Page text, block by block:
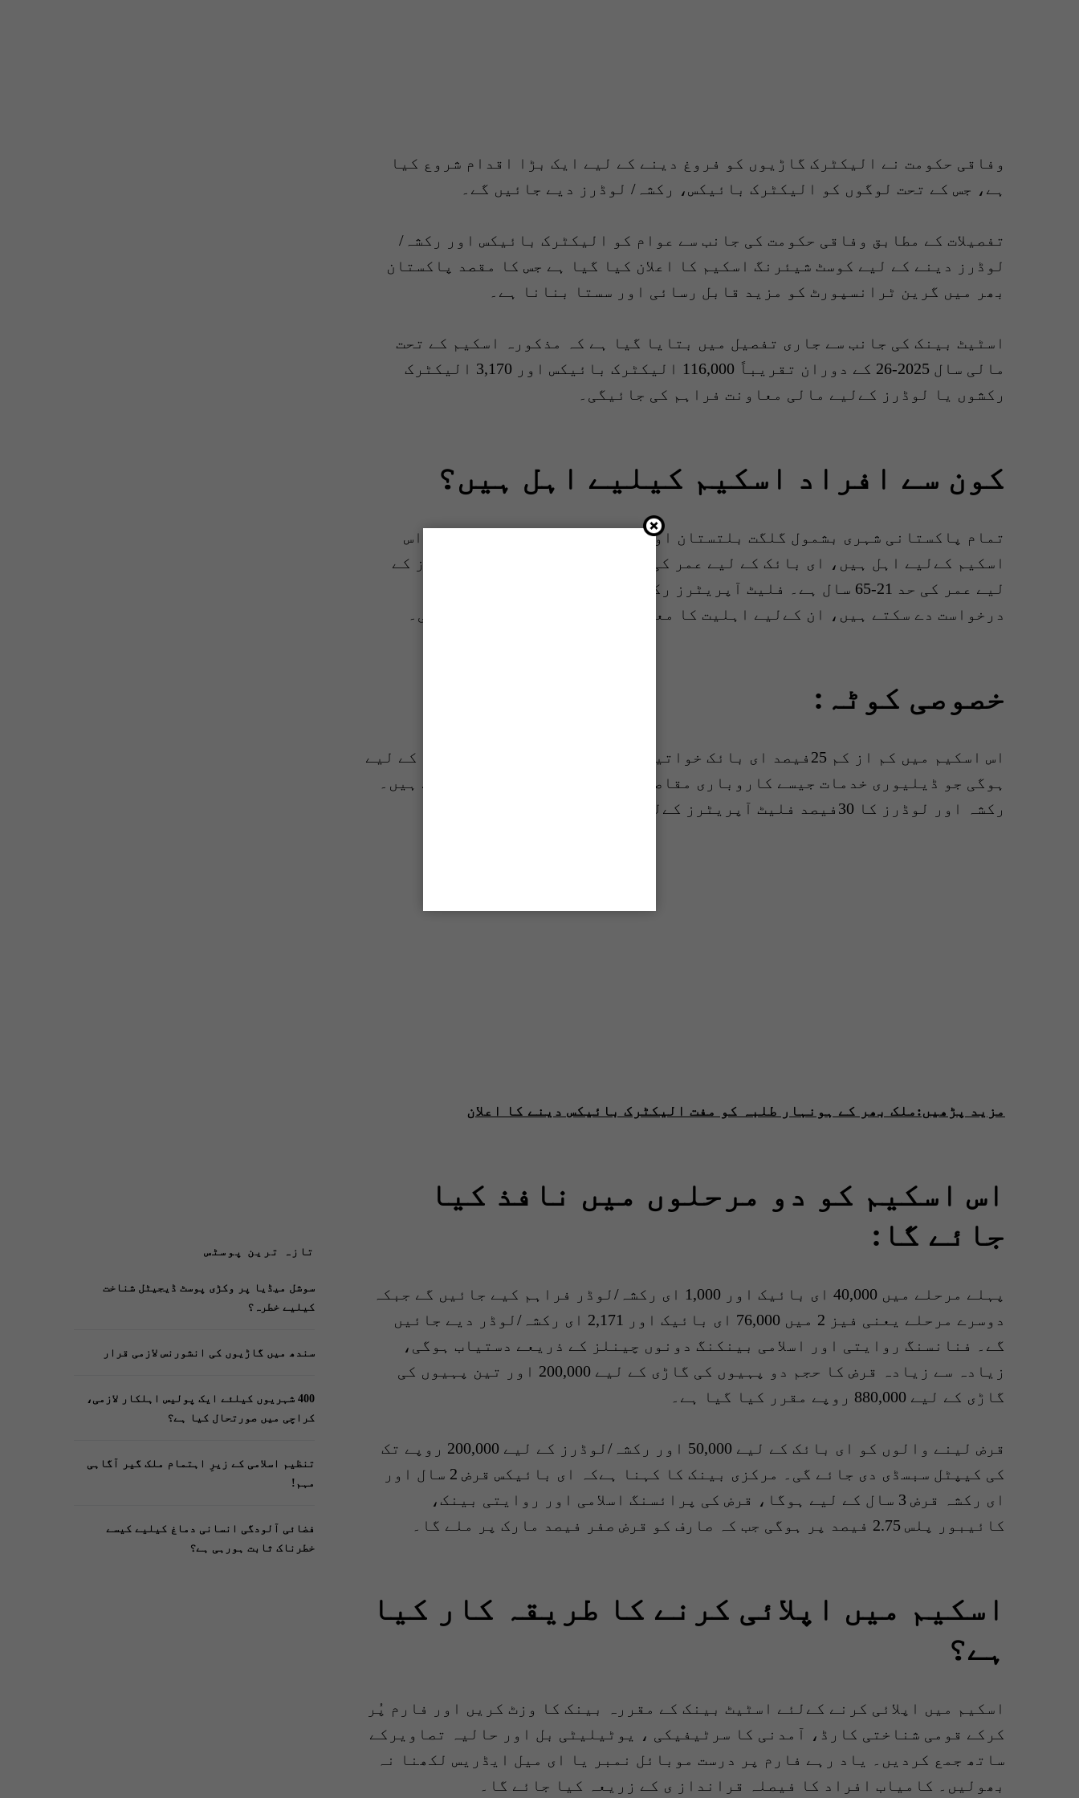
وفاقی حکومت نے الیکٹرک گاڑیوں کو فروغ دینے کے لیے ایک بڑا اقدام شروع کیا
ہے، جس کے تحت لوگوں کو الیکٹرک بائیکس، رکشہ/ لوڈرز دیے جائیں گے۔
تفصیلات کے مطابق وفاقی حکومت کی جانب سے عوام کو الیکٹرک بائیکس اور رکشہ/
لوڈرز دینے کے لیے کوسٹ شیئرنگ اسکیم کا اعلان کیا گیا ہے جس کا مقصد پاکستان
بھر میں گرین ٹرانسپورٹ کو مزید قابل رسائی اور سستا بنانا ہے۔
اسٹیٹ بینک کی جانب سے جاری تفصیل میں بتایا گیا ہے کہ مذکورہ اسکیم کے تحت
مالی سال 2025-26 کے دوران تقریباً 116,000 الیکٹرک بائیکس اور 3,170 الیکٹرک
رکشوں یا لوڈرز کےلیے مالی معاونت فراہم کی جائیگی۔
کون سے افراد اسکیم کیلیے اہل ہیں؟
تمام پاکستانی شہری بشمول گلگت بلتستان اور آزاد جموں و کشمیر کے شہری اس
اسکیم کےلیے اہل ہیں، ای بائک کے لیے عمر کی حد 18-65 سال جبکہ رکشہ/لوڈرز کے
لیے عمر کی حد 21-65 سال ہے۔ فلیٹ آپریٹرز رکشہ/لوڈر فنانسنگ کے لیے بھی
درخواست دے سکتے ہیں، ان کےلیے اہلیت کا معیار اسٹیئرنگ کمیٹی طے کریگی۔
خصوصی کوٹہ:
اس اسکیم میں کم از کم 25فیصد ای بائک خواتین کے لیے اور 10فیصد ان لوگوں کے لیے
ہوگی جو ڈیلیوری خدمات جیسے کاروباری مقاصد کے لیے بائیک استعمال کرتے ہیں۔
رکشہ اور لوڈرز کا 30فیصد فلیٹ آپریٹرز کےلیے مختص کیا جائے گا۔
مزید پڑھیں:ملک بھر کے ہونہار طلبہ کو مفت الیکٹرک بائیکس دینے کا اعلان
اس اسکیم کو دو مرحلوں میں نافذ کیا
جائے گا:
پہلے مرحلے میں 40,000 ای بائیک اور 1,000 ای رکشہ/لوڈر فراہم کیے جائیں گے جبکہ
دوسرے مرحلے یعنی فیز 2 میں 76,000 ای بائیک اور 2,171 ای رکشہ/لوڈر دیے جائیں
گے۔ فنانسنگ روایتی اور اسلامی بینکنگ دونوں چینلز کے ذریعے دستیاب ہوگی،
زیادہ سے زیادہ قرض کا حجم دو پہیوں کی گاڑی کے لیے 200,000 اور تین پہیوں کی
گاڑی کے لیے 880,000 روپے مقرر کیا گیا ہے۔
قرض لینے والوں کو ای بائک کے لیے 50,000 اور رکشہ/لوڈرز کے لیے 200,000 روپے تک
کی کیپٹل سبسڈی دی جائے گی۔ مرکزی بینک کا کہنا ہےکہ ای بائیکس قرض 2 سال اور
ای رکشہ قرض 3 سال کے لیے ہوگا، قرض کی پرائسنگ اسلامی اور روایتی بینک،
کائیبور پلس 2.75 فیصد پر ہوگی جب کہ صارف کو قرض صفر فیصد مارک پر ملے گا۔
اسکیم میں اپلائی کرنے کا طریقہ کار کیا
ہے؟
اسکیم میں اپلائی کرنے کےلئے اسٹیٹ بینک کے مقررہ بینک کا وزٹ کریں اور فارم پُر
کرکے قومی شناختی کارڈ، آمدنی کا سرٹیفیکی ، یوٹیلیٹی بل اور حالیہ تصاویرکے
ساتھ جمع کردیں۔ یاد رہے فارم پر درست موبائل نمبر یا ای میل ایڈریس لکھنا نہ
بھولیں۔ کامیاب افراد کا فیصلہ قرانداز ی کے زریعہ کیا جائے گا۔
تازہ ترین پوسٹس
سوشل میڈیا پر وکڑی پوسٹ ڈیجیٹل شناخت
کیلیے خطرہ؟
سندھ میں گاڑیوں کی انشورنس لازمی قرار
400 شہریوں کیلئے ایک پولیس اہلکار لازمی،
کراچی میں صورتحال کیا ہے؟
تنظیم اسلامی کے زیرِ اہتمام ملک گیر آگاہی
مہم!
فضائی آلودگی انسانی دماغ کیلیے کیسے
خطرناک ثابت ہورہی ہے؟